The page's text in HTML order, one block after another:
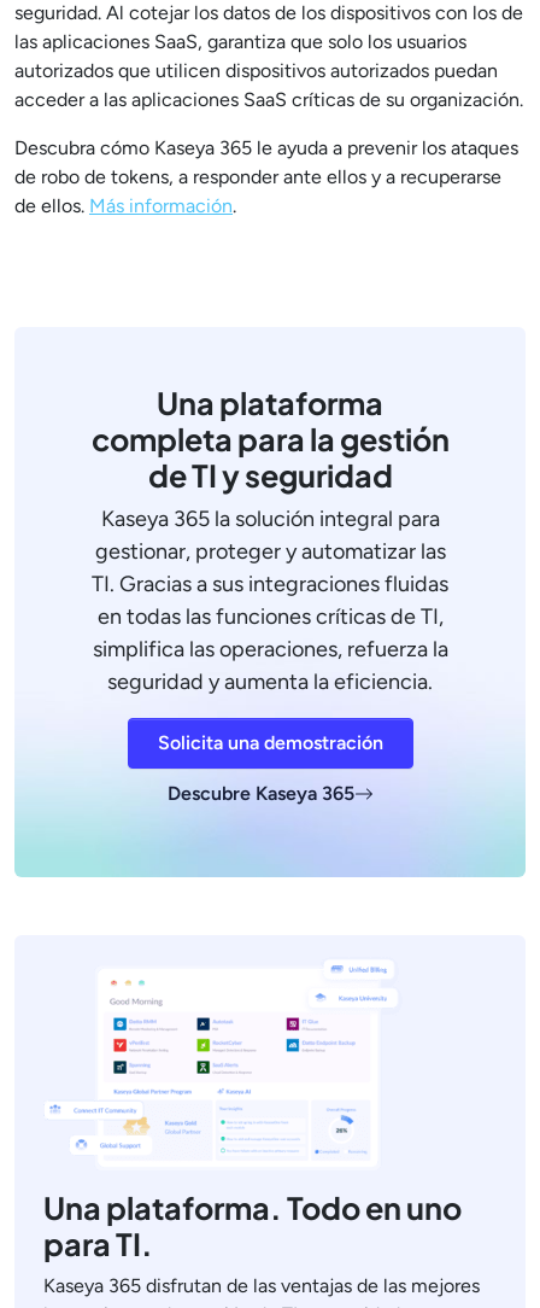
seguridad. Al cotejar los datos de los dispositivos con los de
las aplicaciones SaaS, garantiza que solo los usuarios
autorizados que utilicen dispositivos autorizados puedan
acceder a las aplicaciones SaaS críticas de su organización.
Descubra cómo Kaseya 365 le ayuda a prevenir los ataques
de robo de tokens, a responder ante ellos y a recuperarse
de ellos. Más información.
Una plataforma
completa para la gestión
de TI y seguridad
Kaseya 365 la solución integral para
gestionar, proteger y automatizar las
TI. Gracias a sus integraciones fluidas
en todas las funciones críticas de TI,
simplifica las operaciones, refuerza la
seguridad y aumenta la eficiencia.
Solicita una demostración
Descubre Kaseya 365
Una plataforma. Todo en uno
para TI.
Kaseya 365 disfrutan de las ventajas de las mejores